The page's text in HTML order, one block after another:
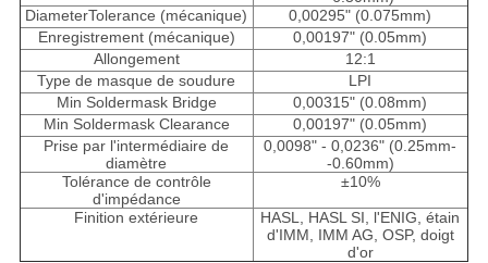
DiameterTolerance (mécanique)
0,00295" (0.075mm)
Enregistrement (mécanique)
0,00197" (0.05mm)
Allongement
12:1
Type de masque de soudure
LPI
Min Soldermask Bridge
0,00315" (0.08mm)
Min Soldermask Clearance
0,00197" (0.05mm)
Prise par l'intermédiaire de
diamètre
0,0098" - 0,0236" (0.25mm-
-0.60mm)
Tolérance de contrôle
d'impédance
±10%
Finition extérieure
HASL, HASL SI, l'ENIG, étain
d'IMM, IMM AG, OSP, doigt
d'or